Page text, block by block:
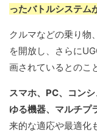
ったバトルシステム
クルマなどの乗り物
を開放し、さらに
画されているとのこ
スマホ、PC、コン
ゆる機器、マルチプ
来的な適応や最適化